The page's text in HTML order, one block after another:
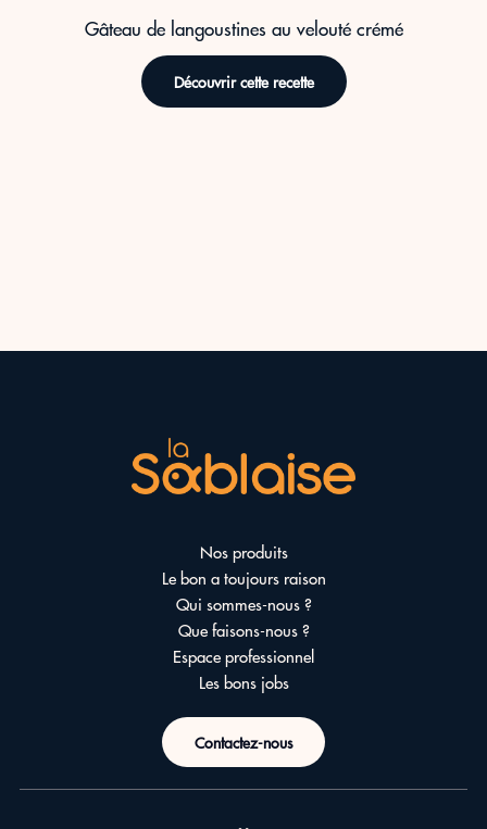
Gâteau de langoustines au velouté crémé
Découvrir cette recette
Nos produits
Le bon a toujours raison
Qui sommes-nous ?
Que faisons-nous ?
Espace professionnel
Les bons jobs
Contactez-nous